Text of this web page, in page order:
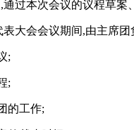
过本次会议的议程草案
大会会议期间,由主席团
;
;
的工作;